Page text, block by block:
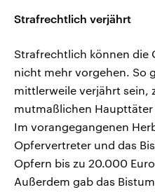
Strafrechtlich verjährt
Strafrechtlich können die
nicht mehr vorgehen. So
mittlerweile verjährt sein,
mutmaßlichen
Im vorangegangenen
Opfervertreter und das
Opfern bis zu 20.000
Außerdem gab das